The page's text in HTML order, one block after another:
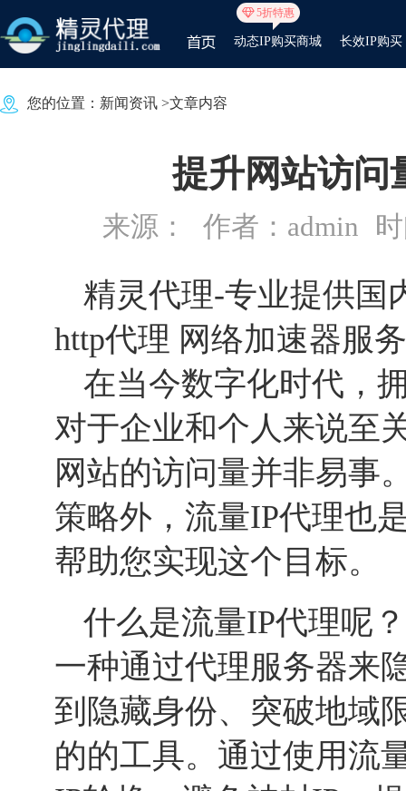
5折特惠
动态IP购买商城 长效IP购买
您的位置： 新闻资讯 >文章内容
提升网站访问
来源： 作者：admin
精灵代理-专业提供国
http代理 网络加速器服
在当今数字化时代，
对于企业和个人来说至
网站的访问量并非易事
策略外，流量IP代理也
帮助您实现这个目标。
什么是流量IP代理呢
一种通过代理服务器来
到隐藏身份、突破地域
的的工具。通过使用流